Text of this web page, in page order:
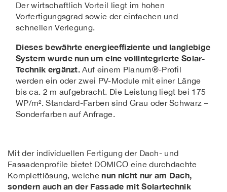
Der wirtschaftlich Vorteil liegt im hohen
Vorfertigungsgrad sowie der einfachen und
schnellen Verlegung.
Dieses bewährte energieeffiziente und langlebige
System wurde nun um eine vollintegrierte Solar-
Technik ergänzt. Auf einem Planum®-Profil
werden ein oder zwei PV-Module mit einer Länge
bis ca. 2 m aufgebracht. Die Leistung liegt bei 175
WP/m². Standard-Farben sind Grau oder Schwarz –
Sonderfarben auf Anfrage.
Mit der individuellen Fertigung der Dach- und
Fassadenprofile bietet DOMICO eine durchdachte
Komplettlösung, welchenun nicht nur am Dach,
sondern auch an der Fassade mit Solartechnik